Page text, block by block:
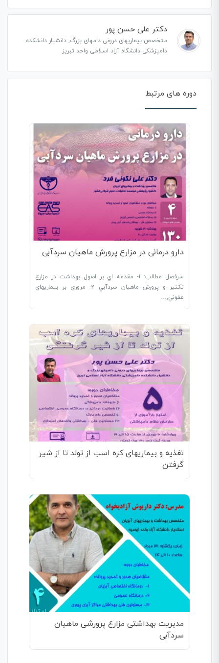
دکتر علی حسن پور
متخصص بیماریهای درونی دامهای بزرگ, دانشیار دانشکده
دامپزشکی دانشگاه آزاد اسلامی واحد تبریز
دوره های مرتبط
دارو درمانی در مزارع پرورش ماهیان سردآبی
سرفصل مطالب: 1- مقدمه اي بر اصول بهداشت در مزارع
تکثير و پرورش ماهيان سردآبي 2- مروري بر بيماريهاي
عفوني,…
تغذیه و بیماریهای کره اسب از تولد تا از شیر
گرفتن
مدیریت بهداشتی مزارع پرورشی ماهیان
سردآبی